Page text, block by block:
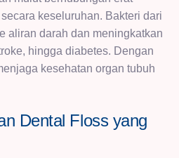
keseluruhan. Bakteri dari
aliran darah dan meningkatkan
hingga diabetes. Dengan
kesehatan organ tubuh
Dental Floss yang